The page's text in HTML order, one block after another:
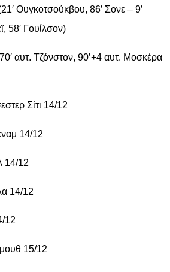
Ουγκοτσούκβου, 86′ Σονε – 9′
58′ Γουίλσον)
αυτ. Τζόνστον, 90’+4 αυτ. Μοσκέρα
Σίτι 14/12
14/12
14/12
14/12
12
15/12